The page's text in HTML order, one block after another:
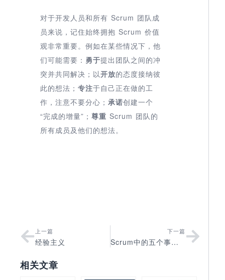
对于开发人员和所有 Scrum 团队成
员来说，记住始终拥抱 Scrum 价值
观非常重要。例如在某些情况下，他
们可能需要： 勇于提出团队之间的冲
突并共同解决；以开放的态度接纳彼
此的想法； 专注于自己正在做的工
作，注意不要分心； 承诺创建一个
“完成的增量”； 尊重 Scrum 团队的
所有成员及他们的想法。
上一篇
经验主义
下一篇
Scrum中的五个事件（Scrum Events）
相关文章